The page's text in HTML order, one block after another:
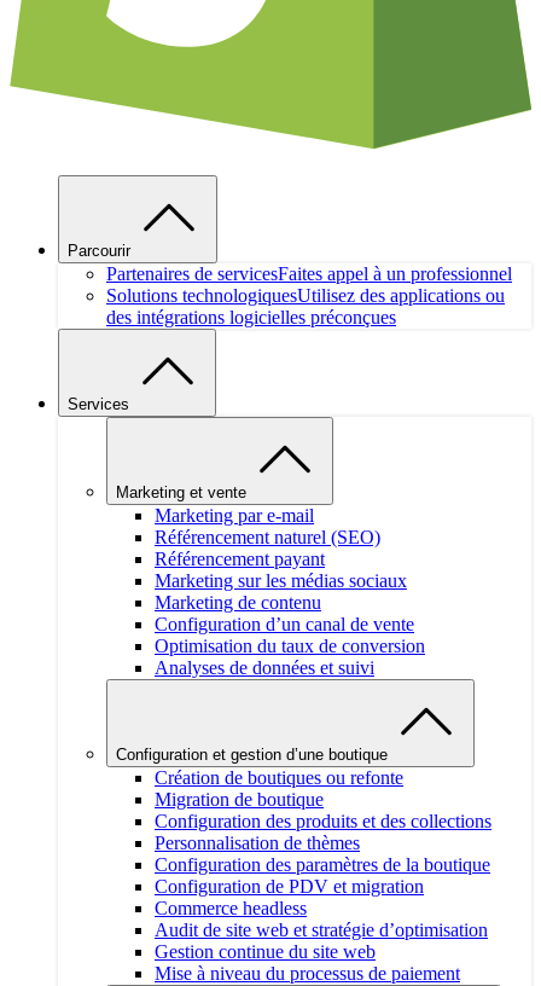
Parcourir
Partenaires de servicesFaites appel à un professionnel
Solutions technologiquesUtilisez des applications ou
des intégrations logicielles préconçues
Services
Marketing et vente
Marketing par e-mail
Référencement naturel (SEO)
Référencement payant
Marketing sur les médias sociaux
Marketing de contenu
Configuration d’un canal de vente
Optimisation du taux de conversion
Analyses de données et suivi
Configuration et gestion d’une boutique
Création de boutiques ou refonte
Migration de boutique
Configuration des produits et des collections
Personnalisation de thèmes
Configuration des paramètres de la boutique
Configuration de PDV et migration
Commerce headless
Audit de site web et stratégie d’optimisation
Gestion continue du site web
Mise à niveau du processus de paiement